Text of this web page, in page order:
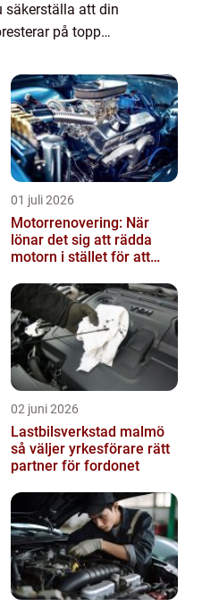
säkerställa att din
på topp
01 juli 2026
Motorrenovering: När
lönar det sig att rädda
motorn i stället för att
02 juni 2026
Lastbilsverkstad malmö
så väljer yrkesförare rätt
partner för fordonet